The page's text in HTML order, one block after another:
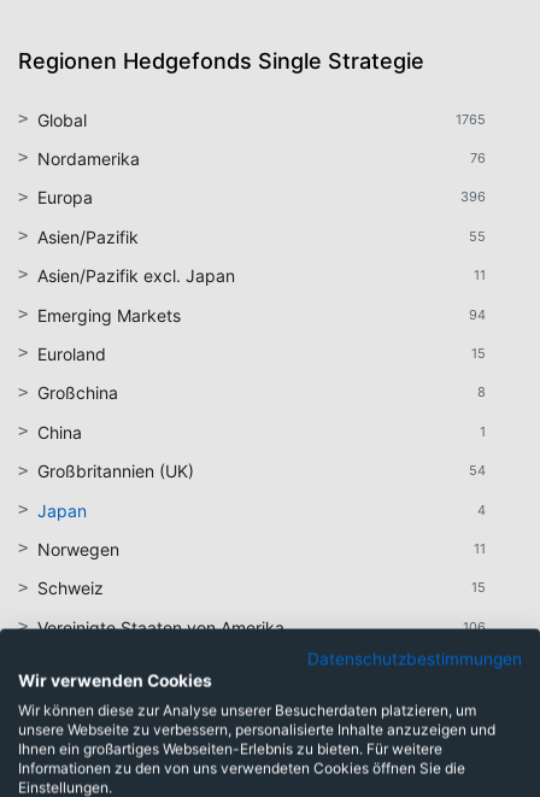
Regionen Hedgefonds Single Strategie
1765
Global
76
Nordamerika
396
Europa
55
Asien/Pazifik
11
Asien/Pazifik excl. Japan
94
Emerging Markets
15
Euroland
8
Großchina
1
China
54
Großbritannien (UK)
4
Japan
11
Norwegen
15
Schweiz
106
Vereinigte Staaten von Amerika
31
Datenschutzbestimmungen
Wir verwenden Cookies
Wir können diese zur Analyse unserer Besucherdaten platzieren, um
unsere Webseite zu verbessern, personalisierte Inhalte anzuzeigen und
Ihnen ein großartiges Webseiten-Erlebnis zu bieten. Für weitere
Informationen zu den von uns verwendeten Cookies öffnen Sie die
Einstellungen.